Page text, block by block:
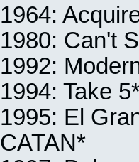
1964:
1980: Can't
1992:
1994: Take
1995: El
CATAN*